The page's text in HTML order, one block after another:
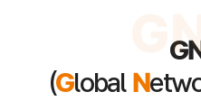
(GlobalN